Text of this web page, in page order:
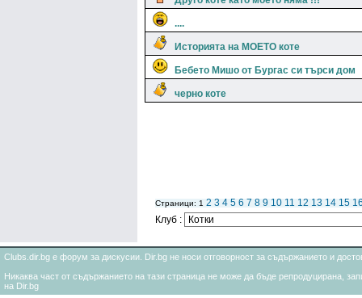
....
Историята на МОЕТО коте
Бебето Мишо от Бургас си търси дом
черно коте
Страници: 1 2 3 4 5 6 7 8 9 10 11 12 13 14 15
Клуб :
Clubs.dir.bg е форум за дискусии. Dir.bg не носи отговорност за съдържанието и
Никаква част от съдържанието на тази страница не може да бъде репродуцирана,
на Dir.bg